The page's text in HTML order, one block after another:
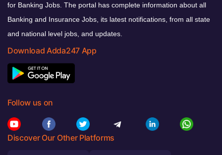
for Banking Jobs. The portal has complete information about all
Banking and Insurance Jobs, its latest notifications, from all state
and national level jobs, and updates.
Download Adda247 App
Follow us on
Discover Our Other Platforms